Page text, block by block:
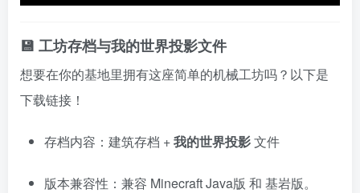
💾 工坊存档与我的世界投影文件
想要在你的基地里拥有这座简单的机械工坊吗？以下是
下载链接！
存档内容：建筑存档 +我的世界投影文件
版本兼容性：兼容 Minecraft Java版 和 基岩版。